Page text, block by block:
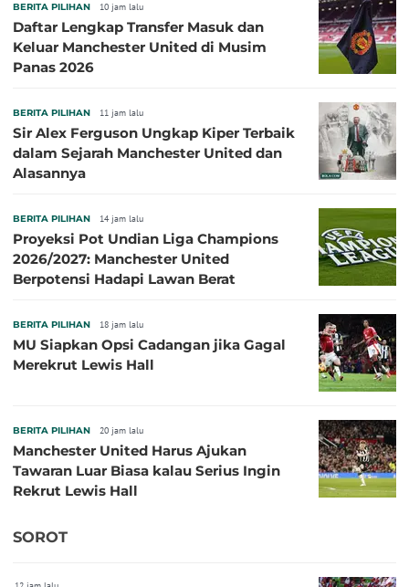
BERITA PILIHAN 10 jam lalu
Daftar Lengkap Transfer Masuk dan
Keluar Manchester United di Musim
Panas 2026
BERITA PILIHAN 11 jam lalu
Sir Alex Ferguson Ungkap Kiper Terbaik
dalam Sejarah Manchester United dan
Alasannya
BERITA PILIHAN 14 jam lalu
Proyeksi Pot Undian Liga Champions
2026/2027: Manchester United
Berpotensi Hadapi Lawan Berat
BERITA PILIHAN 18 jam lalu
MU Siapkan Opsi Cadangan jika Gagal
Merekrut Lewis Hall
BERITA PILIHAN 20 jam lalu
Manchester United Harus Ajukan
Tawaran Luar Biasa kalau Serius Ingin
Rekrut Lewis Hall
SOROT